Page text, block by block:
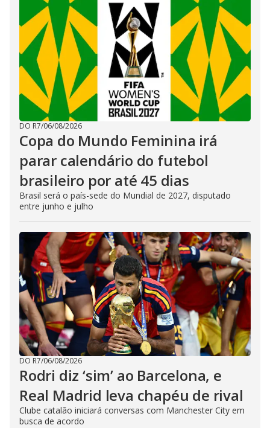
DO R7/06/08/2026
Copa do Mundo Feminina irá
parar calendário do futebol
brasileiro por até 45 dias
Brasil será o país-sede do Mundial de 2027, disputado
entre junho e julho
DO R7/06/08/2026
Rodri diz ‘sim’ ao Barcelona, e
Real Madrid leva chapéu de rival
Clube catalão iniciará conversas com Manchester City em
busca de acordo